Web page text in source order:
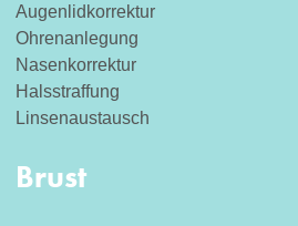
Augenlidkorrektur
Ohrenanlegung
Nasenkorrektur
Halsstraffung
Linsenaustausch
Brust